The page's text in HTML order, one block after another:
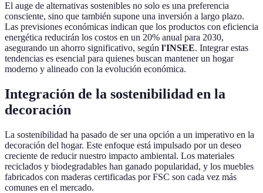
El auge de alternativas sostenibles no solo es una preferencia
consciente, sino que también supone una inversión a largo plazo.
Las previsiones económicas indican que los productos con eficiencia
energética reducirán los costos en un 20% anual para 2030,
asegurando un ahorro significativo, según l'INSEE. Integrar estas
tendencias es esencial para quienes buscan mantener un hogar
moderno y alineado con la evolución económica.
Integración de la sostenibilidad en la
decoración
La sostenibilidad ha pasado de ser una opción a un imperativo en la
decoración del hogar. Este enfoque está impulsado por un deseo
creciente de reducir nuestro impacto ambiental. Los materiales
reciclados y biodegradables han ganado popularidad, y los muebles
fabricados con maderas certificadas por FSC son cada vez más
comunes en el mercado.